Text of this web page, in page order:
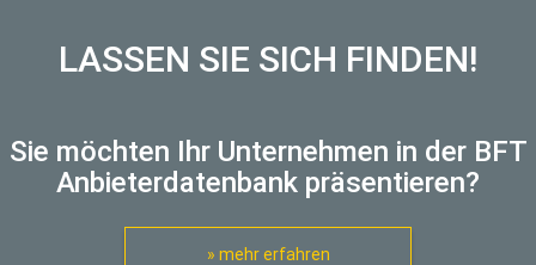
LASSEN SIE SICH FINDEN!
Sie möchten Ihr Unternehmen in der BFT
Anbieterdatenbank präsentieren?
» mehr erfahren